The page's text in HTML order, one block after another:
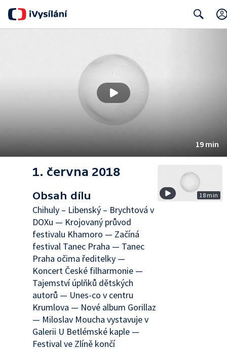
19 min
1. června 2018
Obsah dílu
Chihuly – Libenský – Brychtová v
DOXu — Krojovaný průvod
festivalu Khamoro — Začíná
festival Tanec Praha — Tanec
Praha očima ředitelky —
Koncert České filharmonie —
Tajemství úplňků dětských
autorů — Unes-co v centru
Krumlova — Nové album Gorillaz
— Miloslav Moucha vystavuje v
Galerii U Betlémské kaple —
Festival ve Zlíně končí
18 min